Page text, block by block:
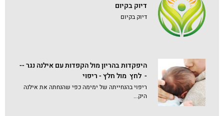
דיוק בקיום
דיוק בקיום
היפקדות בהריון מול הקפדות עם אילנה נגר --
- לחץ מול חלץ - ריפוי
ריפוי בהנחייתה של ימימה כפי שהנחתה את אילנה
היק...